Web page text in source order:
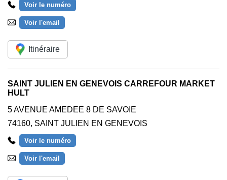
Voir le numéro
Voir l'email
Itinéraire
SAINT JULIEN EN GENEVOIS CARREFOUR MARKET
HULT
5 AVENUE AMEDEE 8 DE SAVOIE
74160, SAINT JULIEN EN GENEVOIS
Voir le numéro
Voir l'email